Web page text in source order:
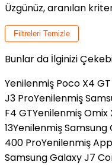
Üzgünüz, aranılan
Filtreleri Temizle
Bunlar da İlginizi
Yenilenmiş Poco X4
J3 ProYenilenmiş
F4 GTYenilenmiş Omix
13Yenilenmiş Samsung
400 ProYenilenmiş
Samsung Galaxy J7